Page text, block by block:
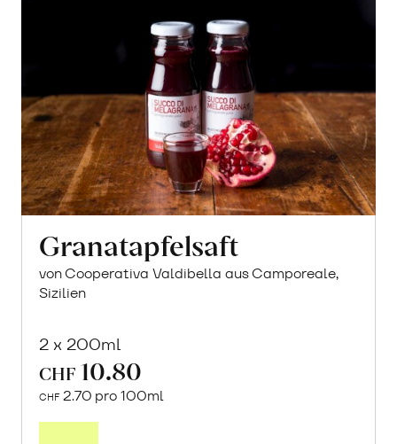
Granatapfelsaft
von Cooperativa Valdibella aus Camporeale,
Sizilien
2 x 200ml
CHF 10.80
CHF 2.70 pro 100ml